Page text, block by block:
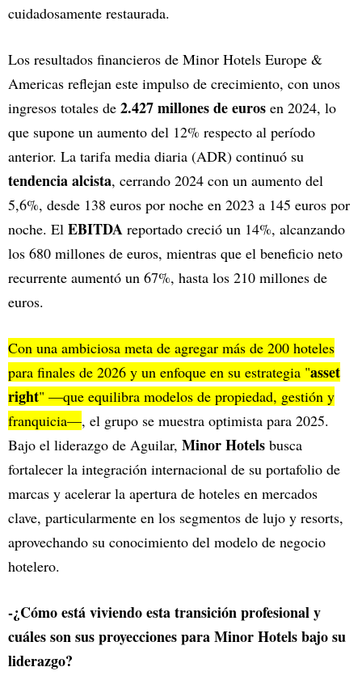
cuidadosamente restaurada.
Los resultados financieros de Minor Hotels Europe &
Americas reflejan este impulso de crecimiento, con unos
ingresos totales de 2.427 millones de euros en 2024, lo
que supone un aumento del 12% respecto al período
anterior. La tarifa media diaria (ADR) continuó su
tendencia alcista, cerrando 2024 con un aumento del
5,6%, desde 138 euros por noche en 2023 a 145 euros por
noche. El EBITDA reportado creció un 14%, alcanzando
los 680 millones de euros, mientras que el beneficio neto
recurrente aumentó un 67%, hasta los 210 millones de
euros.
Con una ambiciosa meta de agregar más de 200 hoteles
para finales de 2026 y un enfoque en su estrategia "asset
right" —que equilibra modelos de propiedad, gestión y
franquicia—, el grupo se muestra optimista para 2025.
Bajo el liderazgo de Aguilar, Minor Hotels busca
fortalecer la integración internacional de su portafolio de
marcas y acelerar la apertura de hoteles en mercados
clave, particularmente en los segmentos de lujo y resorts,
aprovechando su conocimiento del modelo de negocio
hotelero.
-¿Cómo está viviendo esta transición profesional y
cuáles son sus proyecciones para Minor Hotels bajo su
liderazgo?